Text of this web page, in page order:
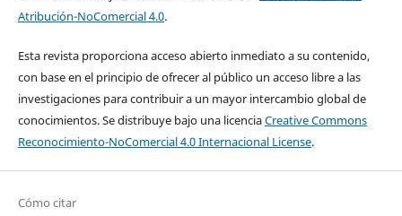
Atribución-NoComercial 4.0.
Esta revista proporciona acceso abierto inmediato a su contenido,
con base en el principio de ofrecer al público un acceso libre a las
investigaciones para contribuir a un mayor intercambio global de
conocimientos. Se distribuye bajo una licenciaCreative Commons
Reconocimiento-NoComercial 4.0 Internacional License.
Cómo citar